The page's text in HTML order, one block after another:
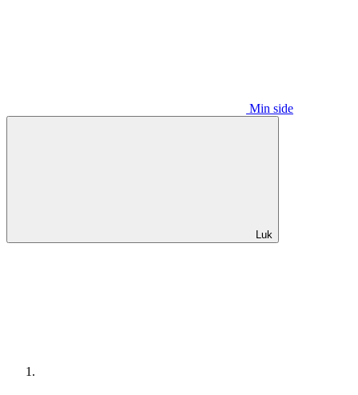
Min side
Luk